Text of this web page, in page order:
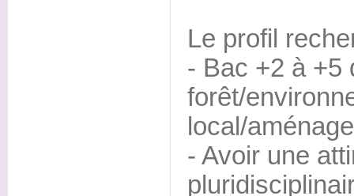
Le profil
- Bac +2 à +5
forêt/
local/
- Avoir une